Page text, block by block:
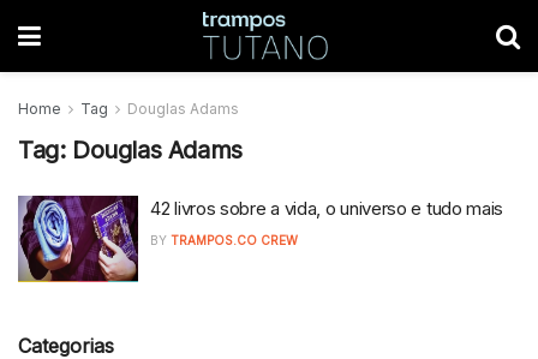
Home Tag Douglas Adams
Tag: Douglas Adams
42 livros sobre a vida, o universo e tudo mais
BY TRAMPOS.CO CREW
Categorias